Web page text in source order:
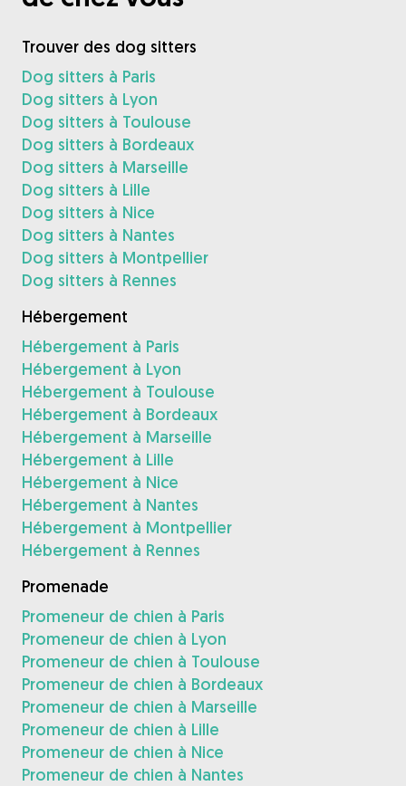
Trouver des dog sitters
Dog sitters à Paris
Dog sitters à Lyon
Dog sitters à Toulouse
Dog sitters à Bordeaux
Dog sitters à Marseille
Dog sitters à Lille
Dog sitters à Nice
Dog sitters à Nantes
Dog sitters à Montpellier
Dog sitters à Rennes
Hébergement
Hébergement à Paris
Hébergement à Lyon
Hébergement à Toulouse
Hébergement à Bordeaux
Hébergement à Marseille
Hébergement à Lille
Hébergement à Nice
Hébergement à Nantes
Hébergement à Montpellier
Hébergement à Rennes
Promenade
Promeneur de chien à Paris
Promeneur de chien à Lyon
Promeneur de chien à Toulouse
Promeneur de chien à Bordeaux
Promeneur de chien à Marseille
Promeneur de chien à Lille
Promeneur de chien à Nice
Promeneur de chien à Nantes